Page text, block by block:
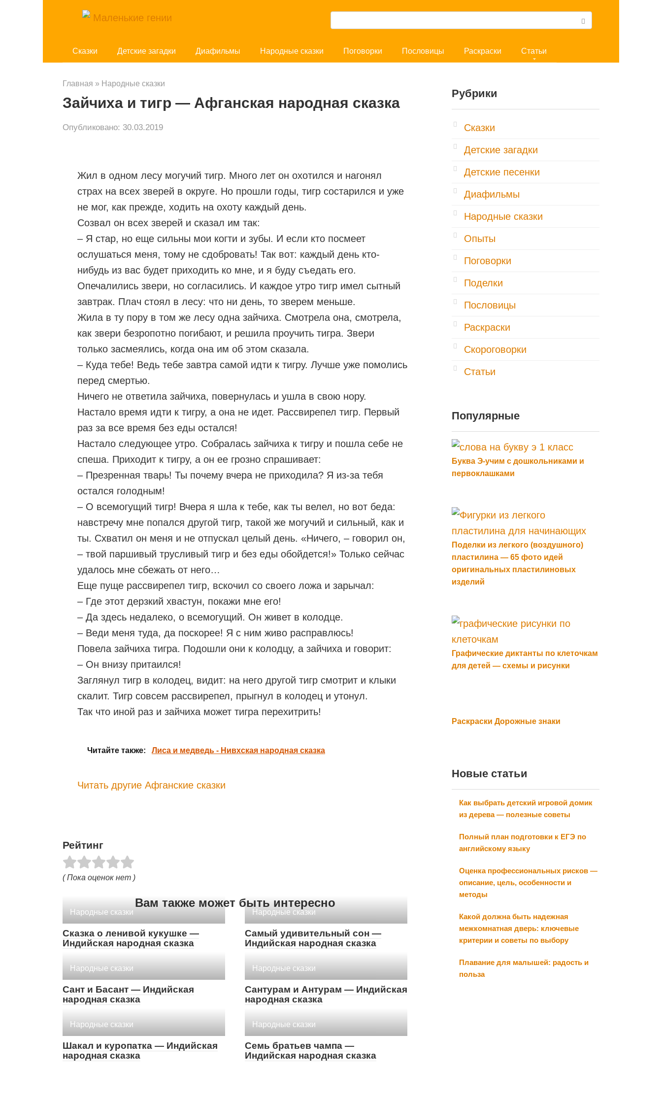
:
Cказки Детские загадки Диафильмы Народные сказки Поговорки Пословицы Раскраски Статьи
Главная » Народные сказки
Зайчиха и тигр — Афганская народная сказка
Опубликовано: 30.03.2019
Жил в одном лесу могучий тигр. Много лет он охотился и нагонял
страх на всех зверей в округе. Но прошли годы, тигр состарился и уже
не мог, как прежде, ходить на охоту каждый день.
Созвал он всех зверей и сказал им так:
– Я стар, но еще сильны мои когти и зубы. И если кто посмеет
ослушаться меня, тому не сдобровать! Так вот: каждый день кто-
нибудь из вас будет приходить ко мне, и я буду съедать его.
Опечалились звери, но согласились. И каждое утро тигр имел сытный
завтрак. Плач стоял в лесу: что ни день, то зверем меньше.
Жила в ту пору в том же лесу одна зайчиха. Смотрела она, смотрела,
как звери безропотно погибают, и решила проучить тигра. Звери
только засмеялись, когда она им об этом сказала.
– Куда тебе! Ведь тебе завтра самой идти к тигру. Лучше уже помолись
перед смертью.
Ничего не ответила зайчиха, повернулась и ушла в свою нору.
Настало время идти к тигру, а она не идет. Рассвирепел тигр. Первый
раз за все время без еды остался!
Настало следующее утро. Собралась зайчиха к тигру и пошла себе не
спеша. Приходит к тигру, а он ее грозно спрашивает:
– Презренная тварь! Ты почему вчера не приходила? Я из-за тебя
остался голодным!
– О всемогущий тигр! Вчера я шла к тебе, как ты велел, но вот беда:
навстречу мне попался другой тигр, такой же могучий и сильный, как и
ты. Схватил он меня и не отпускал целый день. «Ничего, – говорил он,
– твой паршивый трусливый тигр и без еды обойдется!» Только сейчас
удалось мне сбежать от него…
Еще пуще рассвирепел тигр, вскочил со своего ложа и зарычал:
– Где этот дерзкий хвастун, покажи мне его!
– Да здесь недалеко, о всемогущий. Он живет в колодце.
– Веди меня туда, да поскорее! Я с ним живо расправлюсь!
Повела зайчиха тигра. Подошли они к колодцу, а зайчиха и говорит:
– Он внизу притаился!
Заглянул тигр в колодец, видит: на него другой тигр смотрит и клыки
скалит. Тигр совсем рассвирепел, прыгнул в колодец и утонул.
Так что иной раз и зайчиха может тигра перехитрить!
Читайте также: Лиса и медведь - Нивхская народная сказка
Читать другие Афганские сказки
Рейтинг
( Пока оценок нет )
Вам также может быть интересно
Народные сказки
Сказка о ленивой кукушке —
Индийская народная сказка
Народные сказки
Самый удивительный сон —
Индийская народная сказка
Народные сказки
Сант и Басант — Индийская
народная сказка
Народные сказки
Сантурам и Антурам — Индийская
народная сказка
Народные сказки
Шакал и куропатка — Индийская
народная сказка
Народные сказки
Семь братьев чампа —
Индийская народная сказка
Рубрики
Cказки
Детские загадки
Детские песенки
Диафильмы
Народные сказки
Опыты
Поговорки
Поделки
Пословицы
Раскраски
Скороговорки
Статьи
Популярные
Буква Э-учим с дошкольниками и
первоклашками
Поделки из легкого (воздушного)
пластилина — 65 фото идей
оригинальных пластилиновых
изделий
Графические диктанты по клеточкам
для детей — схемы и рисунки
Раскраски Дорожные знаки
Новые статьи
Как выбрать детский игровой домик
из дерева — полезные советы
Полный план подготовки к ЕГЭ по
английскому языку
Оценка профессиональных рисков —
описание, цель, особенности и
методы
Какой должна быть надежная
межкомнатная дверь: ключевые
критерии и советы по выбору
Плавание для малышей: радость и
польза